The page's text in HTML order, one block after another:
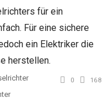
für ein
Für eine sichere
ein Elektriker die
herstellen.
0 168